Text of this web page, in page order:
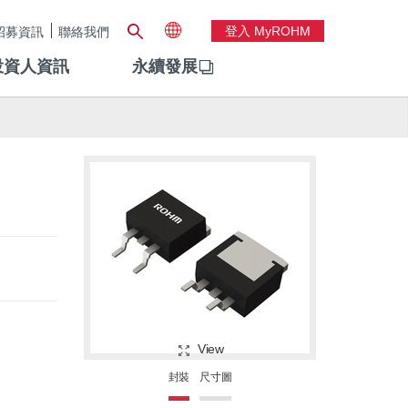
募資訊 聯絡我們 登入 MyROHM
人資訊 永續發展
View
封裝 尺寸圖